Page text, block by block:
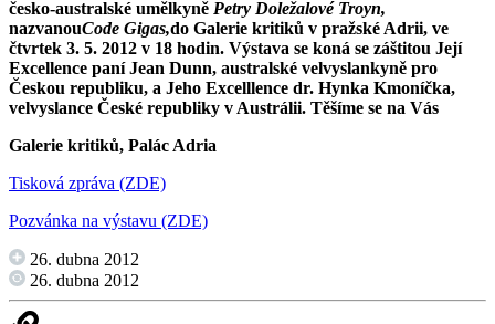
česko-australské umělkyně Petry Doležalové Troyn,
nazvanouCode Gigas,do Galerie kritiků v pražské Adrii, ve
čtvrtek 3. 5. 2012 v 18 hodin. Výstava se koná se záštitou Její
Excellence paní Jean Dunn, australské velvyslankyně pro
Českou republiku, a Jeho Excelllence dr. Hynka Kmoníčka,
velvyslance České republiky v Austrálii. Těšíme se na Vás
Galerie kritiků, Palác Adria
Tisková zpráva (ZDE)
Pozvánka na výstavu (ZDE)
26. dubna 2012
26. dubna 2012